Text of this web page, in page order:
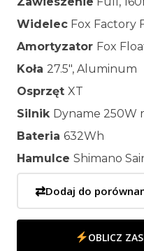
Widelec Fox Factory
Amortyzator Fox
Koła 27.5″, Aluminum
Osprzęt XT
Silnik Dyname 250W
Bateria 632Wh
Hamulce Shimano
⇄Dodaj do
OBLICZ